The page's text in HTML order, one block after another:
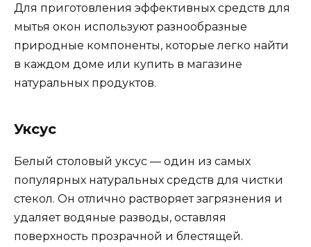
Для приготовления эффективных средств для
мытья окон используют разнообразные
природные компоненты, которые легко найти
в каждом доме или купить в магазине
натуральных продуктов.
Уксус
Белый столовый уксус — один из самых
популярных натуральных средств для чистки
стекол. Он отлично растворяет загрязнения и
удаляет водяные разводы, оставляя
поверхность прозрачной и блестящей.